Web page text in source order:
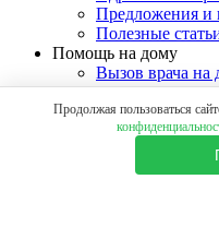
Предложения и
Полезные
Помощь на дому
Вызов врача на
Отзывы
Контакты
Продолжая пользоваться